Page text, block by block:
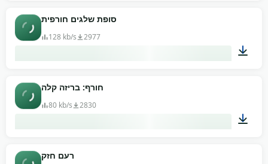
סופת שלגים חורפית
128 kb/s 2977
חורף: בריזה קלה
80 kb/s 2830
רעם חזק